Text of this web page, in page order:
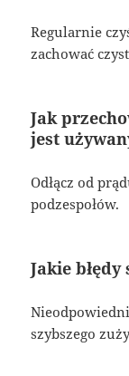
Regularnie
zachować
Jak
jest
Odłącz od
podzespołów.
Jakie
szybszego